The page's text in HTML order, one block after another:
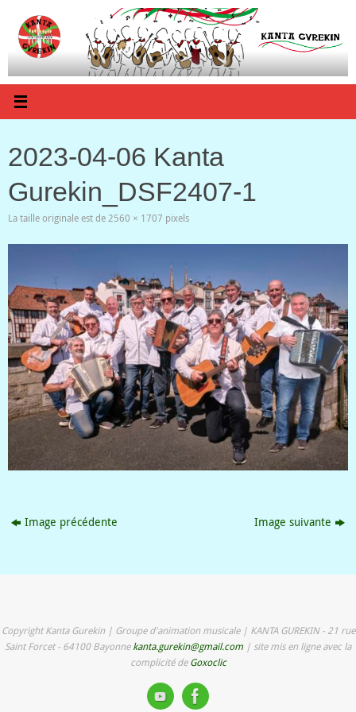
contenu
2023-04-06 Kanta
Gurekin_DSF2407-1
La taille originale est de2560 × 1707 pixels
Image précédente Image suivante
Copyright Kanta Gurekin | Groupe d'animation musicale | KANTA GUREKIN - 21 rue
Saint Forcet - 64100 Bayonnekanta.gurekin@gmail.com | site mis en ligne avec la
complicité deGoxoclic